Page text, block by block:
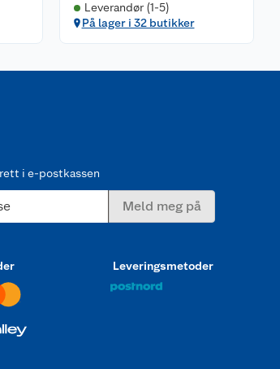
Leverandør (1-5)
På lager i 32 butikker
i e-postkassen
Meld meg på
Leveringsmetoder